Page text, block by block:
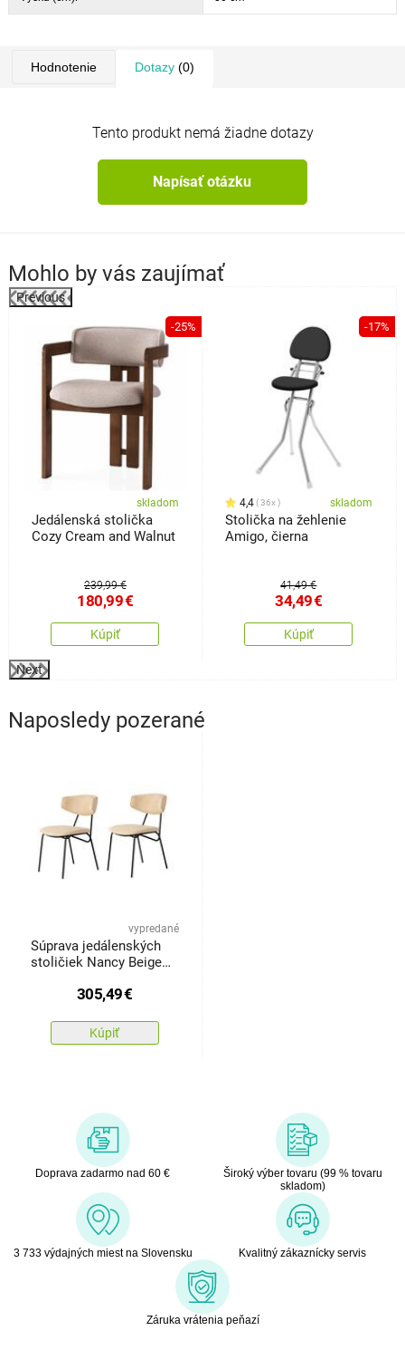
Hodnotenie Dotazy(0)
Tento produkt nemá žiadne dotazy
Napísať otázku
Mohlo by vás zaujímať
Previous
-25%
skladom
Jedálenská stolička
Cozy Cream and Walnut
239,99 €
180,99€
Kúpiť
-17%
4,4 36x skladom
Stolička na žehlenie
Amigo, čierna
41,49 €
34,49€
Kúpiť
Next
Naposledy pozerané
vypredané
Súprava jedálenských
stoličiek Nancy Beige
305,49€
Kúpiť
Doprava zadarmo nad 60 €
Široký výber tovaru (99 % tovaru
skladom)
3 733 výdajných miest na Slovensku Kvalitný zákaznícky servis
Záruka vrátenia peňazí